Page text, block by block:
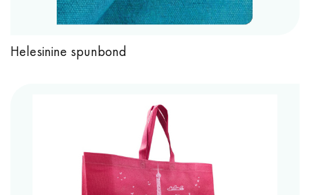
Helesinine spunbond